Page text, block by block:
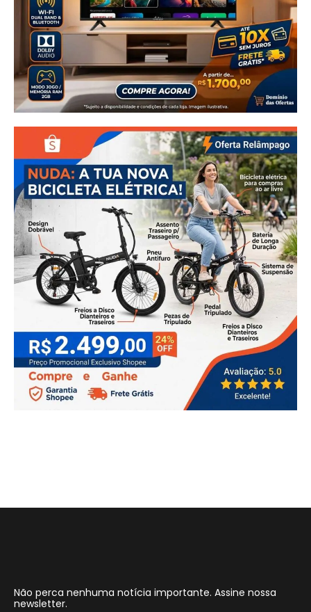
Não perca nenhuma notícia importante. Assine nossa
newsletter.